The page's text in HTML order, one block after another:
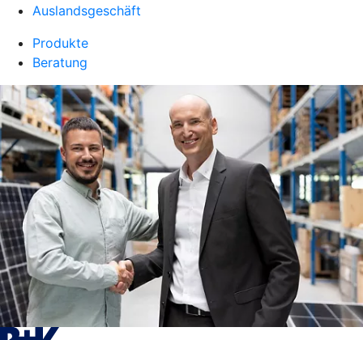
Auslandsgeschäft
Produkte
Beratung